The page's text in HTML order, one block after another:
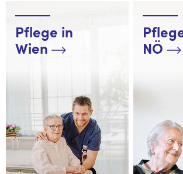
Pflege in
Wien
NÖ